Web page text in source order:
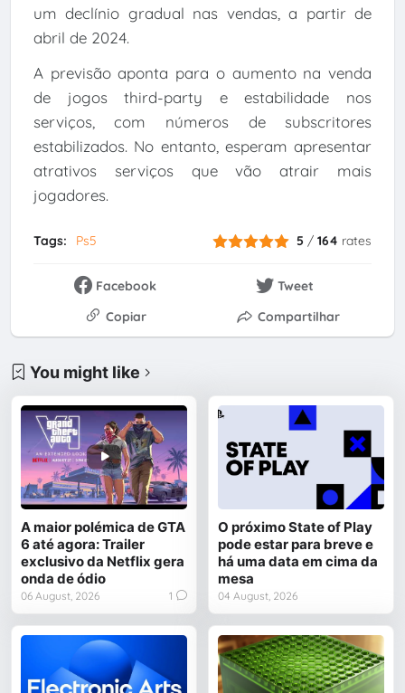
um declínio gradual nas vendas, a partir de
abril de 2024.
A previsão aponta para o aumento na venda
de jogos third-party e estabilidade nos
serviços, com números de subscritores
estabilizados. No entanto, esperam apresentar
atrativos serviços que vão atrair mais
jogadores.
Tags: Ps5 5 /164 rates
Facebook
Tweet
Copiar
Compartilhar
You might like
A maior polémica de GTA
6 até agora: Trailer
exclusivo da Netflix gera
onda de ódio
06 August, 2026 1
O próximo State of Play
pode estar para breve e
há uma data em cima da
mesa
04 August, 2026